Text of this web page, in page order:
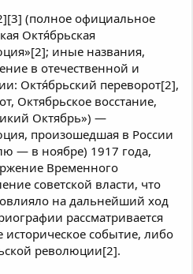
(полное официальное
Октя́брьская
иные названия,
в отечественной и
Октя́брьский переворот[2],
Октябрьское восстание,
Октябрь») —
произошедшая в России
— в ноябре) 1917 года,
Временного
советской власти, что
на дальнейший ход
рассматривается
историческое событие, либо
революции[2].